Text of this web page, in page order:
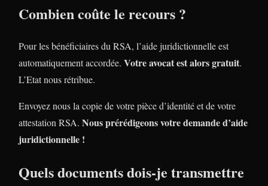
Combien coûte le recours ?
Pour les bénéficiaires du RSA, l’aide juridictionnelle est
automatiquement accordée. Votre avocat est alors gratuit.
L’Etat nous rétribue.
Envoyez nous la copie de votre pièce d’identité et de votre
attestation RSA. Nous prérédigeons votre demande d’aide
juridictionnelle !
Quels documents dois-je transmettre